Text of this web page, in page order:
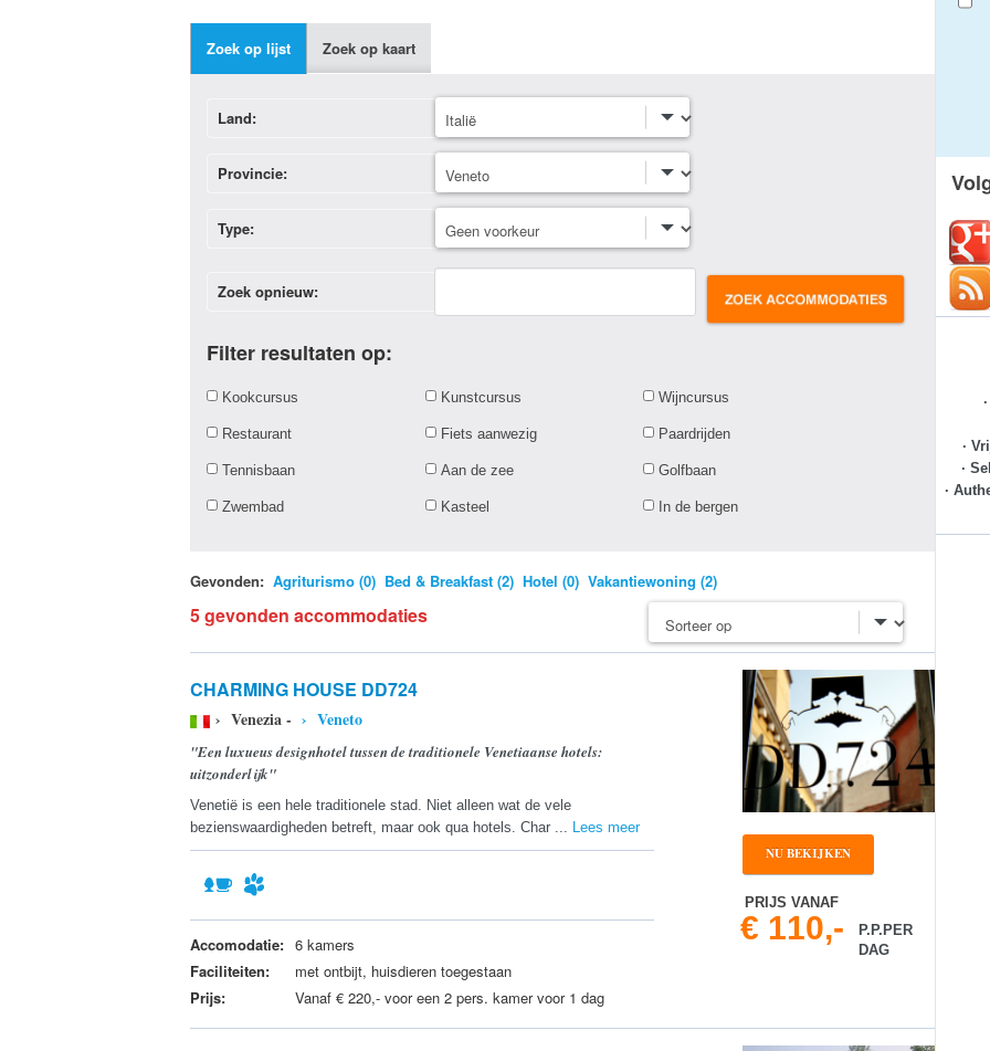
Zoek op lijst Zoek op kaart
Land:
Provincie:
Type:
Zoek opnieuw:
Filter resultaten op:
Kookcursus Kunstcursus Wijncursus
Restaurant Fiets aanwezig Paardrijden
Tennisbaan Aan de zee Golfbaan
Zwembad Kasteel In de bergen
Gevonden: Agriturismo (0) Bed & Breakfast (2) Hotel (0) Vakantiewoning (2)
5 gevonden accommodaties
NU BEKIJKEN
PRIJS VANAF
€ 110,-
P.P.PER
DAG
CHARMING HOUSE DD724
› Venezia - › Veneto
"Een luxueus designhotel tussen de traditionele Venetiaanse hotels:
uitzonderlijk"
Venetië is een hele traditionele stad. Niet alleen wat de vele
bezienswaardigheden betreft, maar ook qua hotels. Char ... Lees meer
Accomodatie: 6 kamers
Faciliteiten:
met ontbijt, huisdieren toegestaan
Prijs:
Vanaf € 220,- voor een 2 pers. kamer voor 1 dag
·
·
·